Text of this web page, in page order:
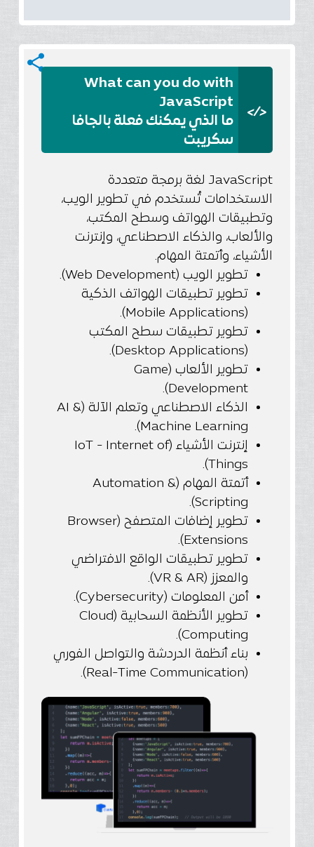
share
</>
What can you do with
JavaScript
ما الذي يمكنك فعلة بالجافا
سكريبت
JavaScript لغة برمجة متعددة
الاستخدامات تُستخدم في تطوير الويب،
وتطبيقات الهواتف وسطح المكتب،
والألعاب، والذكاء الاصطناعي، وإنترنت
الأشياء، وأتمتة المهام.
تطوير الويب (Web Development).
تطوير تطبيقات الهواتف الذكية
(Mobile Applications).
تطوير تطبيقات سطح المكتب
(Desktop Applications).
تطوير الألعاب (Game
Development).
الذكاء الاصطناعي وتعلم الآلة (AI &
Machine Learning).
إنترنت الأشياء (IoT - Internet of
Things).
أتمتة المهام (Automation &
Scripting).
تطوير إضافات المتصفح (Browser
Extensions).
تطوير تطبيقات الواقع الافتراضي
والمعزز (VR & AR).
أمن المعلومات (Cybersecurity).
تطوير الأنظمة السحابية (Cloud
Computing).
بناء أنظمة الدردشة والتواصل الفوري
(Real-Time Communication).